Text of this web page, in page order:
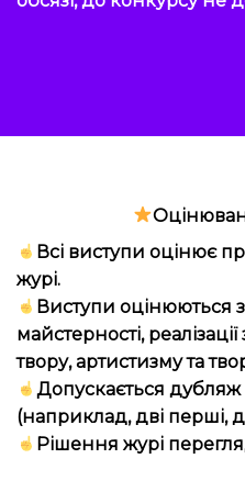
Всі виступи оцінює
журі.
Виступи оцінюються
майстерності,
твору, артистизму та
Допускається
(наприклад, дві перші,
Рішення журі